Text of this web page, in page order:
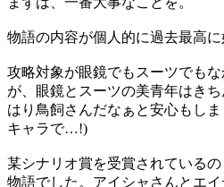
物語の内容が個人的に過去最高
攻略対象が眼鏡でもスーツでも
が、眼鏡とスーツの美青年はき
はり鳥飼さんだなぁと安心もし
キャラで…!)
某シナリオ賞を受賞されている
物語でした。アイシャさんとエ